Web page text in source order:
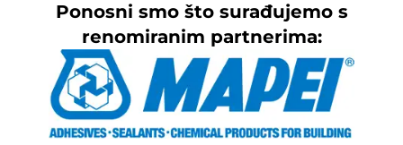
Ponosni smo što surađujemo s
renomiranim partnerima: